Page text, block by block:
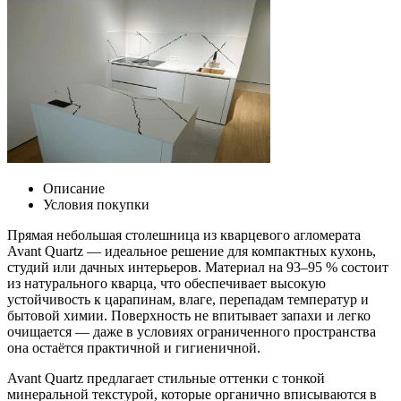
Описание
Условия покупки
Прямая небольшая столешница из кварцевого агломерата
Avant Quartz — идеальное решение для компактных кухонь,
студий или дачных интерьеров. Материал на 93–95 % состоит
из натурального кварца, что обеспечивает высокую
устойчивость к царапинам, влаге, перепадам температур и
бытовой химии. Поверхность не впитывает запахи и легко
очищается — даже в условиях ограниченного пространства
она остаётся практичной и гигиеничной.
Avant Quartz предлагает стильные оттенки с тонкой
минеральной текстурой, которые органично вписываются в